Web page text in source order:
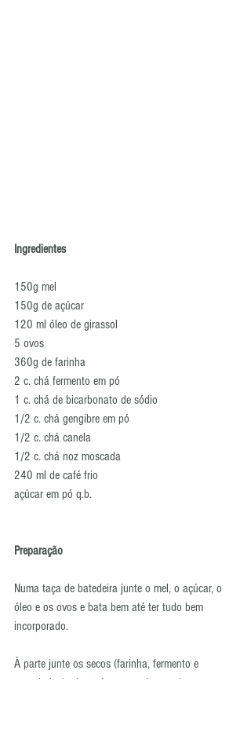
Ingredientes
150g mel
150g de açúcar
120 ml óleo de girassol
5 ovos
360g de farinha
2 c. chá fermento em pó
1 c. chá de bicarbonato de sódio
1/2 c. chá gengibre em pó
1/2 c. chá canela
1/2 c. chá noz moscada
240 ml de café frio
açúcar em pó q.b.
Preparação
Numa taça de batedeira junte o mel, o açúcar, o
óleo e os ovos e bata bem até ter tudo bem
incorporado.
À parte junte os secos (farinha, fermento e
especiarias) e junte à massa alternando com o